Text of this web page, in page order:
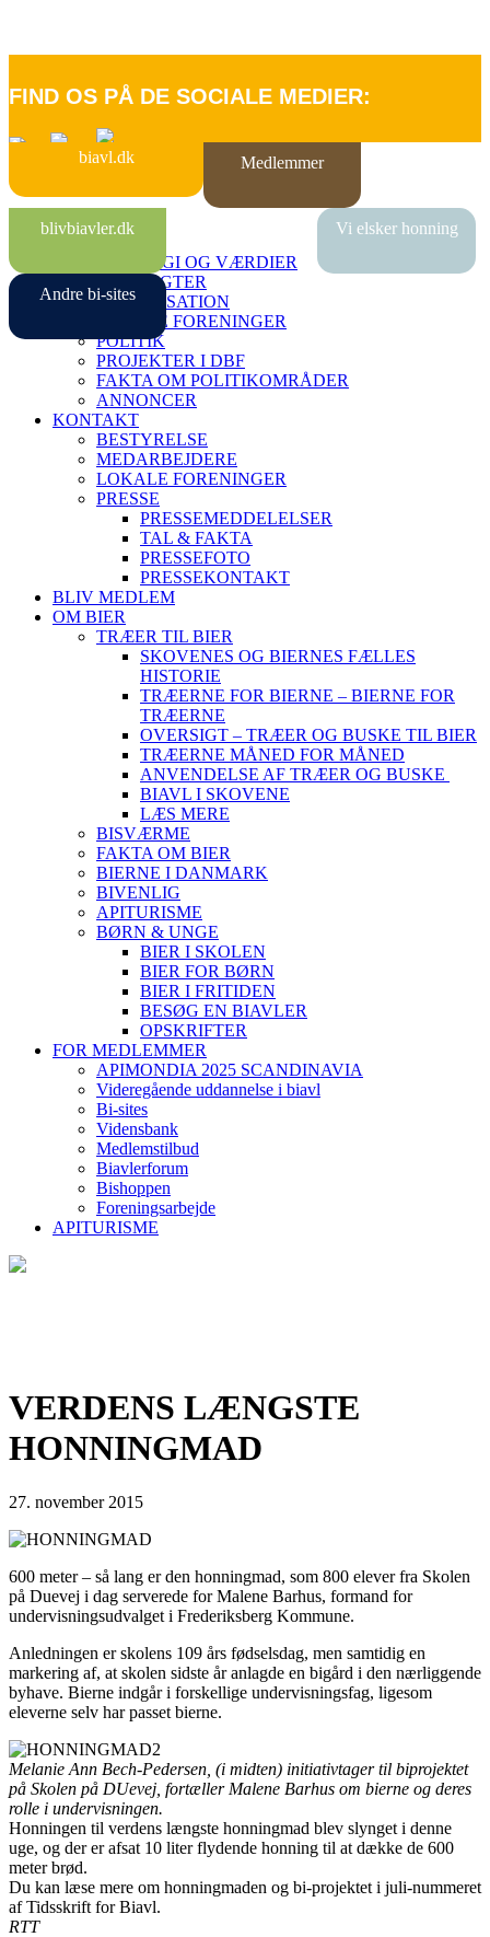
FIND OS PÅ DE SOCIALE MEDIER:
biavl.dk Medlemmer
blivbiavler.dk Vi elsker honning
Andre bi-sites
FORSIDE
STRATEGI OG VÆRDIER
VEDTÆGTER
ORGANISATION
LOKALE FORENINGER
POLITIK
PROJEKTER I DBF
FAKTA OM POLITIKOMRÅDER
ANNONCER
KONTAKT
BESTYRELSE
MEDARBEJDERE
LOKALE FORENINGER
PRESSE
PRESSEMEDDELELSER
TAL & FAKTA
PRESSEFOTO
PRESSEKONTAKT
BLIV MEDLEM
OM BIER
TRÆER TIL BIER
SKOVENES OG BIERNES FÆLLES
HISTORIE
TRÆERNE FOR BIERNE – BIERNE FOR
TRÆERNE
OVERSIGT – TRÆER OG BUSKE TIL BIER
TRÆERNE MÅNED FOR MÅNED
ANVENDELSE AF TRÆER OG BUSKE
BIAVL I SKOVENE
LÆS MERE
BISVÆRME
FAKTA OM BIER
BIERNE I DANMARK
BIVENLIG
APITURISME
BØRN & UNGE
BIER I SKOLEN
BIER FOR BØRN
BIER I FRITIDEN
BESØG EN BIAVLER
OPSKRIFTER
FOR MEDLEMMER
APIMONDIA 2025 SCANDINAVIA
Videregående uddannelse i biavl
Bi-sites
Vidensbank
Medlemstilbud
Biavlerforum
Bishoppen
Foreningsarbejde
APITURISME
VERDENS LÆNGSTE
HONNINGMAD
27. november 2015
600 meter – så lang er den honningmad, som 800 elever fra Skolen
på Duevej i dag serverede for Malene Barhus, formand for
undervisningsudvalget i Frederiksberg Kommune.
Anledningen er skolens 109 års fødselsdag, men samtidig en
markering af, at skolen sidste år anlagde en bigård i den nærliggende
byhave. Bierne indgår i forskellige undervisningsfag, ligesom
eleverne selv har passet bierne.
Melanie Ann Bech-Pedersen, (i midten) initiativtager til biprojektet
på Skolen på DUevej, fortæller Malene Barhus om bierne og deres
rolle i undervisningen.
Honningen til verdens længste honningmad blev slynget i denne
uge, og der er afsat 10 liter flydende honning til at dække de 600
meter brød.
Du kan læse mere om honningmaden og bi-projektet i juli-nummeret
af Tidsskrift for Biavl.
RTT